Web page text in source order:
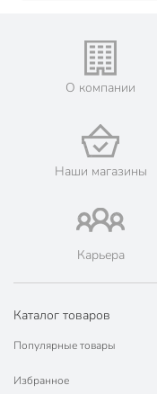
О компании
Наши магазины
Карьера
Каталог товаров
Популярные товары
Избранное